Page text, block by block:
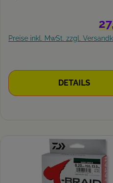
Vordergrund, sondern auch
geflochten Hergestellt in
Preise inkl. MwSt. zzgl.
DETAILS